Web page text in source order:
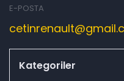
E-POSTA
Kategoriler